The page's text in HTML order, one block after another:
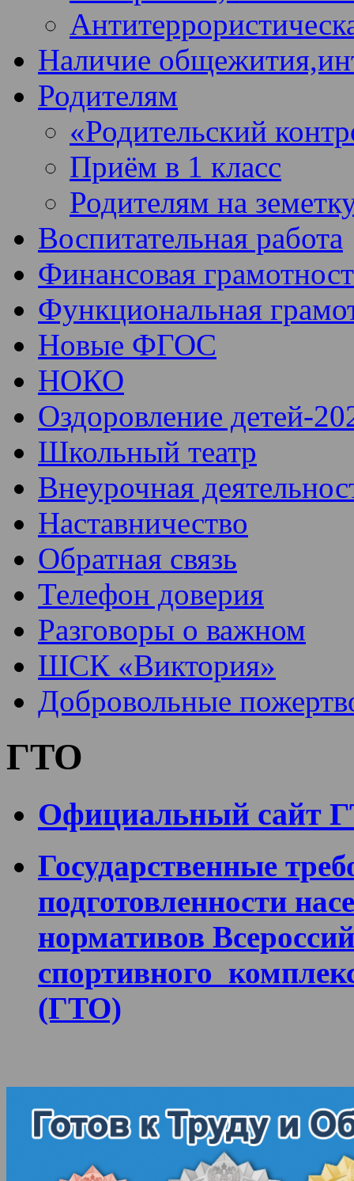
Наличие
Родителям
«Родительский
Приём в 1 класс
Родителям на
Воспитательная работа
Финансовая
Функциональная
Новые ФГОС
НОКО
Оздоровление детей-
Школьный театр
Внеурочная
Наставничество
Обратная связь
Телефон доверия
Разговоры о важном
ШСК «Виктория»
Добровольные
ГТО
Официальный сайт
Государственные
подготовленности
нормативов
спортивного
(ГТО)